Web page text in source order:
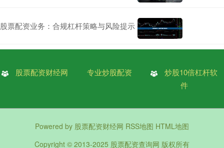
股票配资业务：合规杠杆策略与风险提示
股票配资财经网 专业炒股配资
炒股10倍杠杆软
件
Powered by 股票配资财经网 RSS地图 HTML地图
Copyright © 2013-2025 股票配资查询网 版权所有